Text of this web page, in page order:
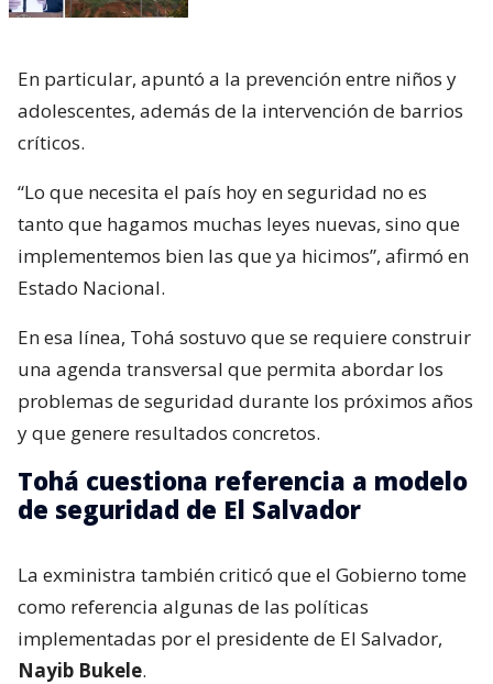
En particular, apuntó a la prevención entre niños y
adolescentes, además de la intervención de barrios
críticos.
“Lo que necesita el país hoy en seguridad no es
tanto que hagamos muchas leyes nuevas, sino que
implementemos bien las que ya hicimos”, afirmó en
Estado Nacional.
En esa línea, Tohá sostuvo que se requiere construir
una agenda transversal que permita abordar los
problemas de seguridad durante los próximos años
y que genere resultados concretos.
Tohá cuestiona referencia a modelo
de seguridad de El Salvador
La exministra también criticó que el Gobierno tome
como referencia algunas de las políticas
implementadas por el presidente de El Salvador,
Nayib Bukele.